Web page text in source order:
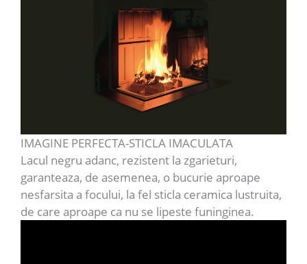
IMAGINE PERFECTA-STICLA IMACULATA
Lacul negru adanc, rezistent la zgarieturi,
garanteaza, de asemenea, o bucurie aproape
nesfarsita a focului, la fel sticla ceramica lustruita,
de care aproape ca nu se lipeste funinginea.